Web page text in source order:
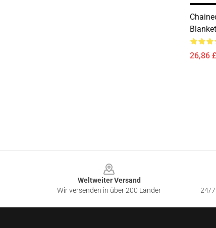
Blanket
26,86
Weltweiter Versand
Wir versenden in über 200 Länder
24/7